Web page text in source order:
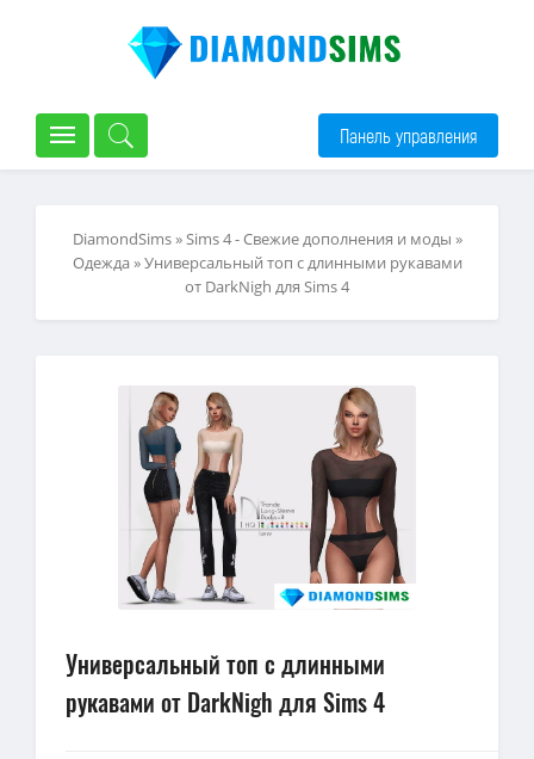
Панель управления
DiamondSims»Sims 4 - Свежие дополнения и моды »
Одежда» Универсальный топ с длинными рукавами
от DarkNigh для Sims 4
Универсальный топ с длинными
рукавами от DarkNigh для Sims 4